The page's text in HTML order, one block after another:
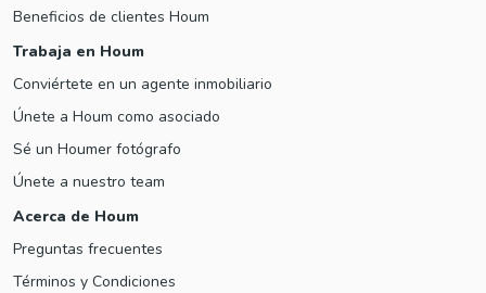
Beneficios de clientes Houm
Trabaja en Houm
Conviértete en un agente inmobiliario
Únete a Houm como asociado
Sé un Houmer fotógrafo
Únete a nuestro team
Acerca de Houm
Preguntas frecuentes
Términos y Condiciones